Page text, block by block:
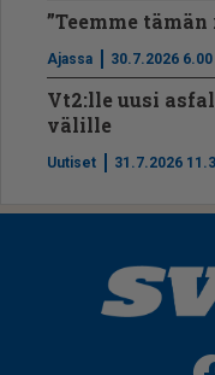
”Teemme
Ajassa 30.7.2026 6.00
Vt2:lle uusi
välille
Uutiset 31.7.2026